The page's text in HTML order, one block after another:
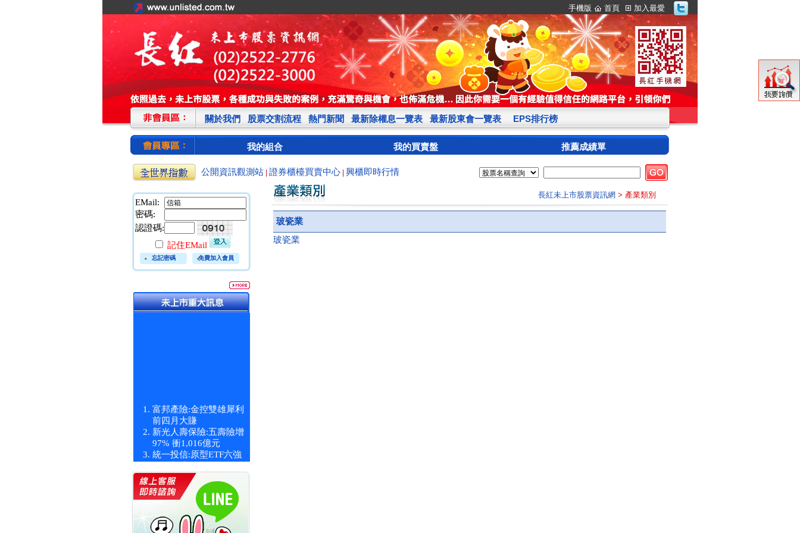
手機版 首頁 加入最愛
關於我們 股票交割流程 熱門新聞 最新除權息一覽表 最新股東會一覽表 EPS排行榜
我的組合 我的買賣盤 推薦成績單
公開資訊觀測站 證券櫃檯買賣中心 興櫃即時行情
EMail:
密碼:
認證碼:
記住EMail
忘記密碼 免費加入會員
富邦產險:金控雙雄犀利
前四月大賺
新光人壽保險:五壽險增
97% 衝1,016億元
統一投信:原型ETF六強
漲逾九成
統一投信:主動式ETF溢
價 被盯上
新光人壽保險:新壽Q1外
價金將達996億
宇辰系統科技:宇辰業績
創新高 啟動興櫃轉上櫃
長紅未上市股票資訊網 > 產業類別
玻瓷業
玻瓷業